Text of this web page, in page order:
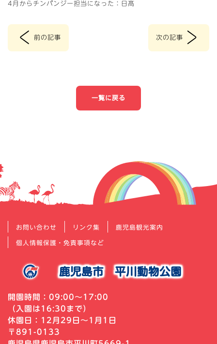
4月からチンパンジー担当になった：日髙
< 前の記事 次の記事 >
一覧に戻る
お問い合わせ リンク集 鹿児島観光案内
個人情報保護・免責事項など
鹿児島市平川動物公園
開園時間：09:00～17:00
（入園は16:30まで）
休園日：12月29日～1月1日
〒891-0133